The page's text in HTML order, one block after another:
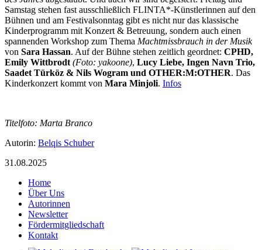
Samstag stehen fast ausschließlich FLINTA*-Künstlerinnen auf den
Bühnen und am Festivalsonntag gibt es nicht nur das klassische
Kinderprogramm mit Konzert & Betreuung, sondern auch einen
spannenden Workshop zum Thema Machtmissbrauch in der Musik
von Sara Hassan. Auf der Bühne stehen zeitlich geordnet: CPHD,
Emily Wittbrodt (Foto: yakoone), Lucy Liebe, Ingen Navn Trio,
Saadet Türköz & Nils Wogram und OTHER:M:OTHER. Das
Kinderkonzert kommt von Mara Minjoli. Infos
Titelfoto: Marta Branco
Autorin: Belqis Schuber
31.08.2025
Home
Über Uns
Autorinnen
Newsletter
Fördermitgliedschaft
Kontakt